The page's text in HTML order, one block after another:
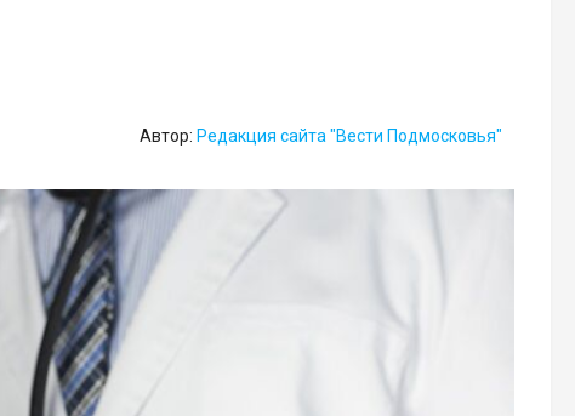
Автор: Редакция сайта "Вести Подмосковья"